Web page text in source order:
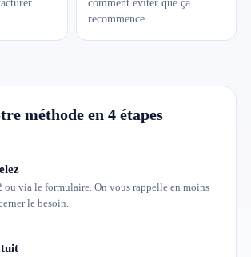
comment éviter que ça
recommence.
méthode en 4 étapes
ou via le formulaire. On vous rappelle en moins
le besoin.